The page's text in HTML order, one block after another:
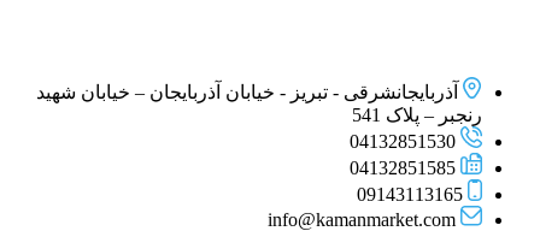
آذربایجانشرقی - تبریز - خیابان آذربایجان – خیابان شهید
رنجبر – پلاک 541
04132851530
04132851585
09143113165
info@kamanmarket.com